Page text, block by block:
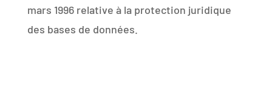
mars 1996 relative à la protection juridique
des bases de données.